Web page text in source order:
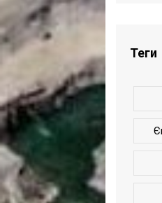
Теги